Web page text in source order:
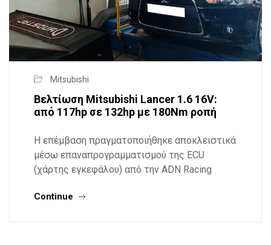
Mitsubishi
Βελτίωση Mitsubishi Lancer 1.6 16V:
από 117hp σε 132hp με 180Nm ροπή
Η επέμβαση πραγματοποιήθηκε αποκλειστικά
μέσω επαναπρογραμματισμού της ECU
(χάρτης εγκεφάλου) από την ADN Racing
Continue